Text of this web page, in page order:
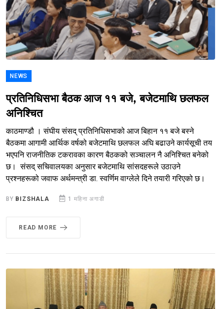
NEWS
प्रतिनिधिसभा बैठक आज ११ बजे, बजेटमाथि छलफल
अनिश्चित
काठमाण्डौ । संघीय संसद् प्रतिनिधिसभाको आज बिहान ११ बजे बस्ने
बैठकमा आगामी आर्थिक वर्षको बजेटमाथि छलफल अघि बढाउने कार्यसूची तय
भएपनि राजनीतिक टकरावका कारण बैठकको सञ्चालन नै अनिश्चित बनेको
छ। संसद् सचिवालयका अनुसार बजेटमाथि सांसदहरूले उठाउने
प्रश्नहरूको जवाफ अर्थमन्त्री डा. स्वर्णिम वाग्लेले दिने तयारी गरिएको छ।
BY BIZSHALA 1 महिना अगाडी
READ MORE